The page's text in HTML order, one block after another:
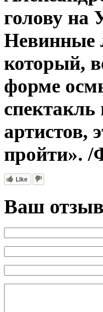
голову на
Невинные
который,
форме
артистов,
пройти».
Like
Ваш отзыв